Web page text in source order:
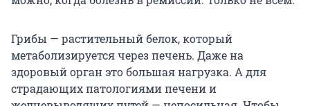
Грибы — растительный белок, который
метаболизируется через печень. Даже на
здоровый орган это большая нагрузка. А для
страдающих патологиями печени и